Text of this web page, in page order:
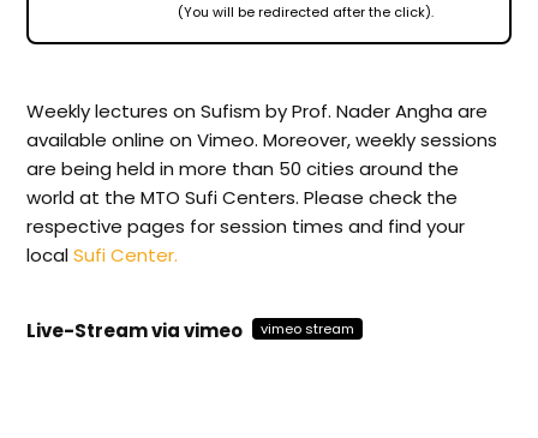
(You will be redirected after the click).
Weekly lectures on Sufism by Prof. Nader Angha are
available online on Vimeo. Moreover, weekly sessions
are being held in more than 50 cities around the
world at the MTO Sufi Centers. Please check the
respective pages for session times and find your
localSufi Center.
Live-Stream via vimeo vimeo stream